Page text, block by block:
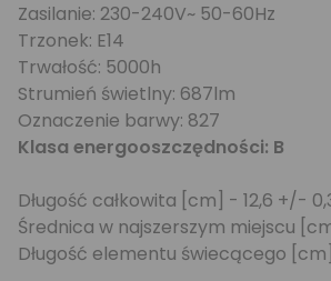
Zasilanie: 230-240V~ 50-60Hz
Trzonek: E14
Trwałość: 5000h
Strumień świetlny: 687lm
Oznaczenie barwy: 827
Klasa energooszczędności: B
Długość całkowita [cm] - 12,6 +/-
Średnica w najszerszym miejscu
Długość elementu świecącego